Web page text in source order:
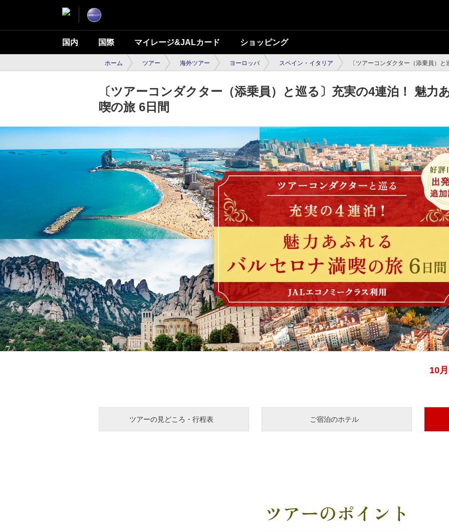
国内 国際 マイレージ&JALカード ショッピング
ホーム ツアー 海外ツアー ヨーロッパ スペイン・イタリア 〔ツアーコンダクター（添乗員）
〔ツアーコンダクター（添乗員）と巡る〕充実の4連泊！ 魅力
喫の旅 6日間
10
ツアーの見どころ・行程表 ご宿泊のホテル
ツアーのポイント